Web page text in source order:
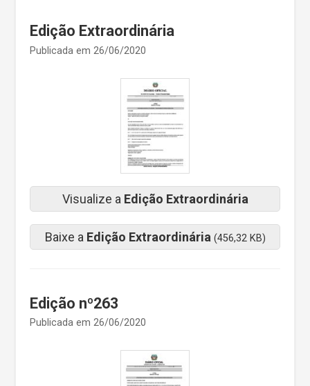
Edição Extraordinária
Publicada em 26/06/2020
Visualize a Edição Extraordinária
Baixe a Edição Extraordinária (456,32 KB)
Edição nº263
Publicada em 26/06/2020